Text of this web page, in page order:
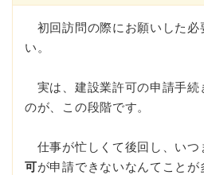
初回訪問の際にお願いした必
い。
実は、建設業許可の申請手続
のが、この段階です。
仕事が忙しくて後回し、いつ
可が申請できないなんてことが